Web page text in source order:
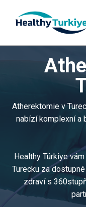
p
n
Atherektomie v
nabízí komplexní a
Healthy Türkiye
Turecku za
zdraví s